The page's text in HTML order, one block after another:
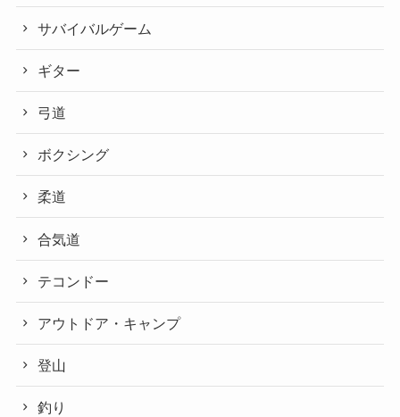
サバイバルゲーム
ギター
弓道
ボクシング
柔道
合気道
テコンドー
アウトドア・キャンプ
登山
釣り